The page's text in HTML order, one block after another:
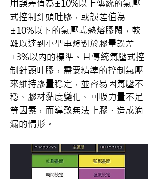
用誤差值為±10%以上傳統的氣壓
式控制針頭吐膠，或誤差值為
±10%以下的氣壓式熱熔膠閥，較
難以達到小型車燈對於膠量誤差
±3%以內的標準。且傳統氣壓式控
制針頭吐膠，需要精準的控制氣壓
來維持膠量穩定，並容易因氣壓不
穩、膠材黏度變化、回吸力量不足
等因素，而導致無法止膠、造成滴
漏的情形。